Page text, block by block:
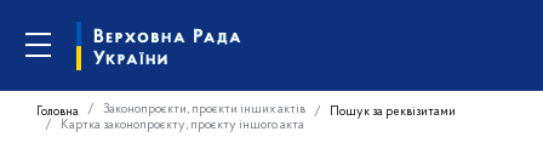
Головна Законопроєкти, проєкти інших актів
Пошук за реквізитами
Картка законопроєкту, проєкту іншого акта